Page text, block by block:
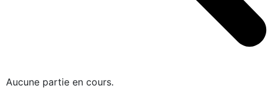
Aucune partie en cours.